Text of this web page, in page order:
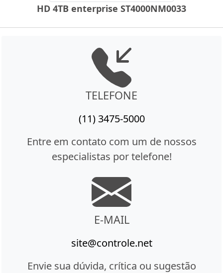
HD 4TB enterprise ST4000NM0033
TELEFONE
(11) 3475-5000
Entre em contato com um de nossos
especialistas por telefone!
E-MAIL
site@controle.net
Envie sua dúvida, crítica ou sugestão